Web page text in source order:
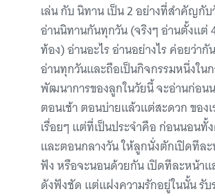
เล่น กับ นิทาน เป็น 2 อย่างที่สำคัญกับ
อ่านนิทานกันทุกวัน (จริงๆ อ่านตั้งแต่
ท้อง) อ่านอะไร อ่านอย่างไร ค่อยว่า
อ่านทุกวันและถือเป็นกิจกรรมหนึ่งในก
พัฒนาการของลูกในวัยนี้ จะอ่านก่อน
ตอนเช้า ตอนบ่ายแล้วแต่สะดวก ของ
เรื่อยๆ แต่ที่เป็นประจำคือ ก่อนนอนทั้
และตอนกลางวัน ให้ลูกนั่งตักเปิดทีล
ฟัง หรือจะนอนด้วยกัน เปิดทีละหน้าแ
ดังฟังชัด แต่แฝงความรักอยู่ในนั้น รั